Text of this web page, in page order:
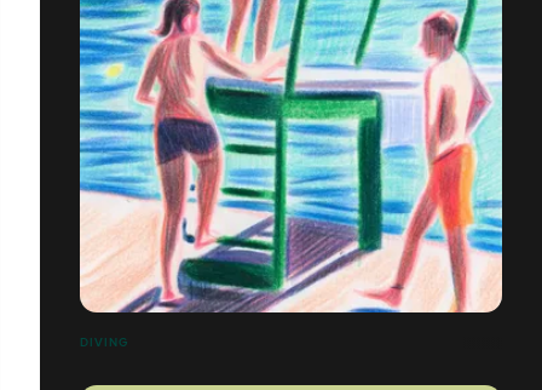
DIVING